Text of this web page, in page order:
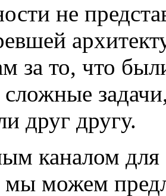
не
за то, что
друг другу.
каналом
мы можем